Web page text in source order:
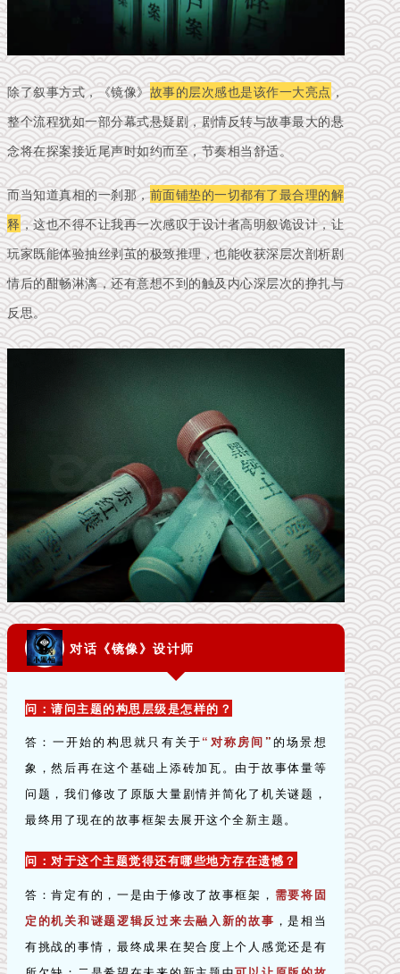
除了叙事方式，《镜像》故事的层次感也是该作一大亮点，
整个流程犹如一部分幕式悬疑剧，剧情反转与故事最大的悬
念将在探案接近尾声时如约而至，节奏相当舒适。
而当知道真相的一刹那，前面铺垫的一切都有了最合理的解
释，这也不得不让我再一次感叹于设计者高明叙诡设计，让
玩家既能体验抽丝剥茧的极致推理，也能收获深层次剖析剧
情后的酣畅淋漓，还有意想不到的触及内心深层次的挣扎与
反思。
对话《镜像》设计师
问：请问主题的构思层级是怎样的？
答：一开始的构思就只有关于“对称房间 ”的场景想
象，然后再在这个基础上添砖加瓦。由于故事体量等
问题，我们修改了原版大量剧情并简化了机关谜题，
最终用了现在的故事框架去展开这个全新主题。
问：对于这个主题觉得还有哪些地方存在遗憾？
答：肯定有的，一是由于修改了故事框架， 需要将固
定的机关和谜题逻辑反过来去融入新的故事 ，是相当
有挑战的事情，最终成果在契合度上个人感觉还是有